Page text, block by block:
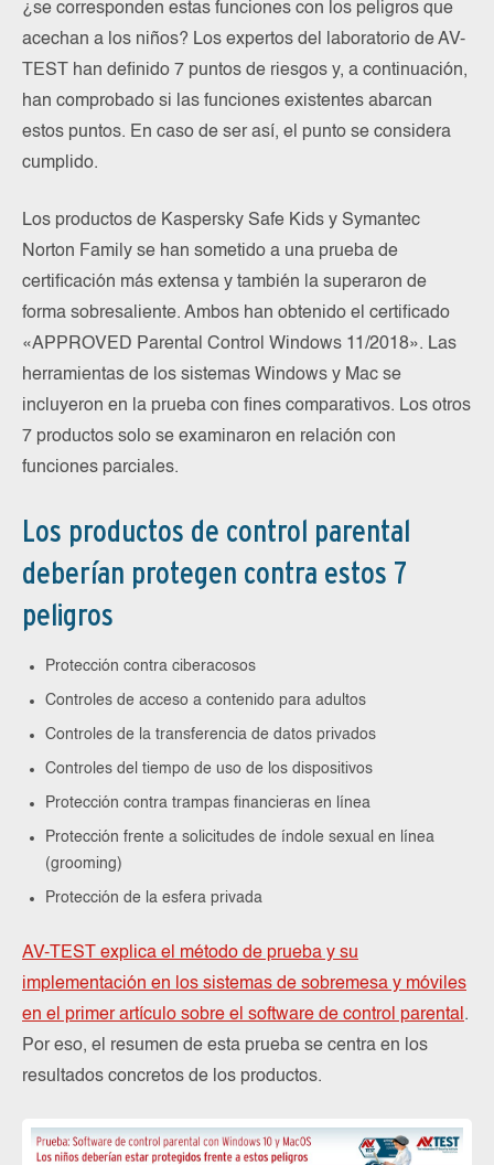
¿se corresponden estas funciones con los peligros que
acechan a los niños? Los expertos del laboratorio de AV-
TEST han definido 7 puntos de riesgos y, a continuación,
han comprobado si las funciones existentes abarcan
estos puntos. En caso de ser así, el punto se considera
cumplido.
Los productos de Kaspersky Safe Kids y Symantec
Norton Family se han sometido a una prueba de
certificación más extensa y también la superaron de
forma sobresaliente. Ambos han obtenido el certificado
«APPROVED Parental Control Windows 11/2018». Las
herramientas de los sistemas Windows y Mac se
incluyeron en la prueba con fines comparativos. Los otros
7 productos solo se examinaron en relación con
funciones parciales.
Los productos de control parental
deberían protegen contra estos 7
peligros
Protección contra ciberacosos
Controles de acceso a contenido para adultos
Controles de la transferencia de datos privados
Controles del tiempo de uso de los dispositivos
Protección contra trampas financieras en línea
Protección frente a solicitudes de índole sexual en línea
(grooming)
Protección de la esfera privada
AV-TEST explica el método de prueba y su
implementación en los sistemas de sobremesa y móviles
en el primer artículo sobre el software de control parental .
Por eso, el resumen de esta prueba se centra en los
resultados concretos de los productos.